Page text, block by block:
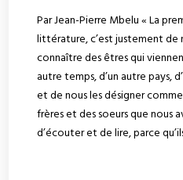
Par Jean-Pierre Mbelu « La
littérature, c’est justement de
connaître des êtres qui
autre temps, d’un autre pays,
et de nous les désigner
frères et des soeurs que nous
d’écouter et de lire, parce